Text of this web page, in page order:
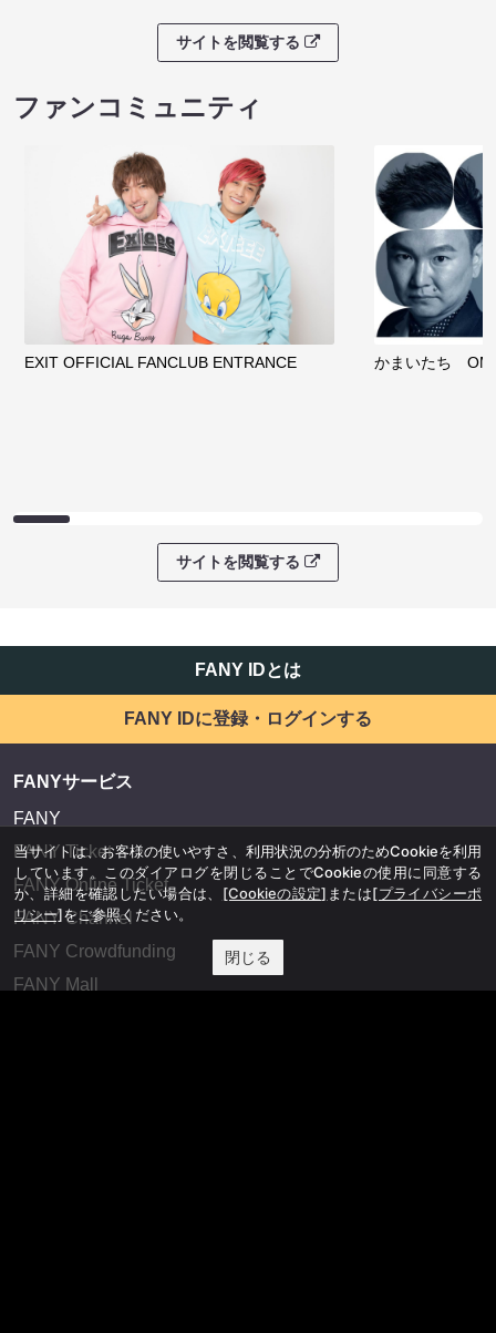
サイトを閲覧する
ファンコミュニティ
EXIT OFFICIAL FANCLUB ENTRANCE かまいたち
サイトを閲覧する
FANY IDとは
FANY IDに登録・ログインする
FANYサービス
FANY
FANY Ticket
FANY Online Ticket
FANY Channel
FANY Crowdfunding
FANY Mall
当サイトは、お客様の使いやすさ、利用状況の分析のためCookieを利用
しています。このダイアログを閉じることでCookieの使用に同意する
か、詳細を確認したい場合は、 [Cookieの設定] または[プライバシーポ
リシー]をご参照ください。
閉じる